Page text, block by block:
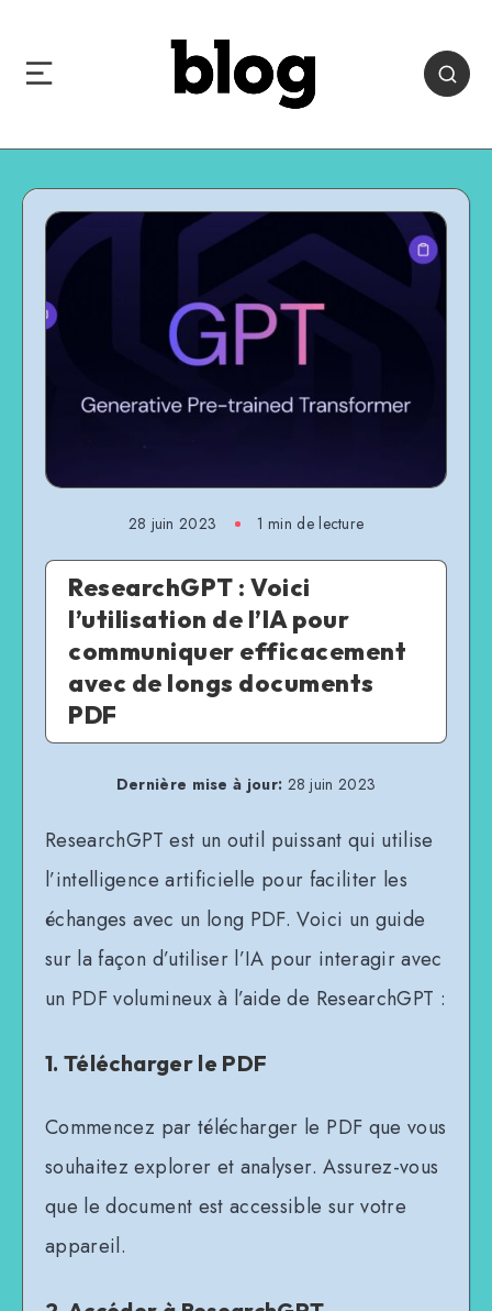
28 juin 2023 1 min de lecture
ResearchGPT : Voici
l’utilisation de l’IA pour
communiquer efficacement
avec de longs documents
PDF
Dernière mise à jour: 28 juin 2023
ResearchGPT est un outil puissant qui utilise
l’intelligence artificielle pour faciliter les
échanges avec un long PDF. Voici un guide
sur la façon d’utiliser l’IA pour interagir avec
un PDF volumineux à l’aide de ResearchGPT :
1. Télécharger le PDF
Commencez par télécharger le PDF que vous
souhaitez explorer et analyser. Assurez-vous
que le document est accessible sur votre
appareil.